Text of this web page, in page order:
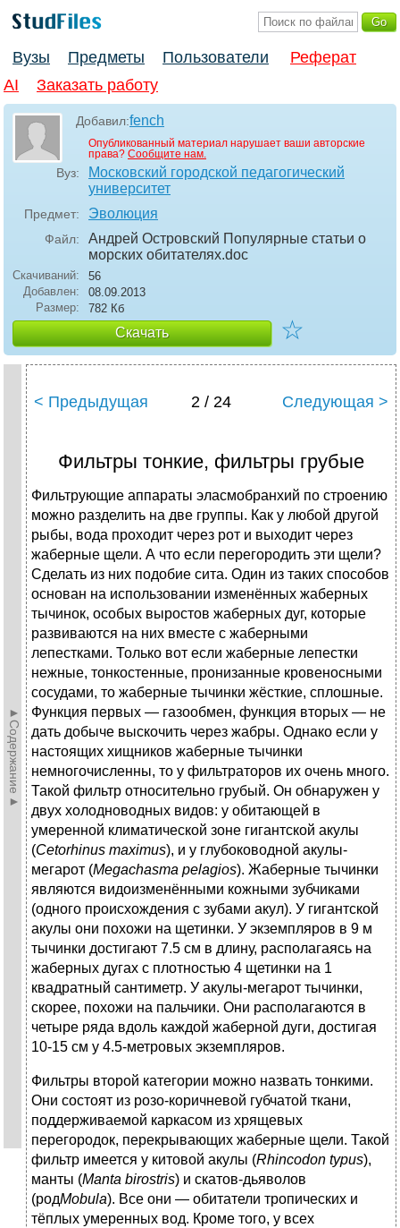
Вузы Предметы Пользователи
Реферат
AI
Заказать работу
Добавил:fench
Опубликованный материал нарушает ваши авторские
права? Сообщите нам.
Вуз:
Московский городской педагогический
университет
Предмет: Эволюция
Файл:
Андрей Островский Популярные статьи о
морских обитателях.doc
Скачиваний:
56
Добавлен:
08.09.2013
Размер:
782 Кб
Скачать ☆
►Содержание►
< Предыдущая 2 / 24 Следующая >
Фильтры тонкие, фильтры грубые
Фильтрующие аппараты эласмобранхий по строению
можно разделить на две группы. Как у любой другой
рыбы, вода проходит через рот и выходит через
жаберные щели. А что если перегородить эти щели?
Сделать из них подобие сита. Один из таких способов
основан на использовании изменённых жаберных
тычинок, особых выростов жаберных дуг, которые
развиваются на них вместе с жаберными
лепестками. Только вот если жаберные лепестки
нежные, тонкостенные, пронизанные кровеносными
сосудами, то жаберные тычинки жёсткие, сплошные.
Функция первых — газообмен, функция вторых — не
дать добыче выскочить через жабры. Однако если у
настоящих хищников жаберные тычинки
немногочисленны, то у фильтраторов их очень много.
Такой фильтр относительно грубый. Он обнаружен у
двух холодноводных видов: у обитающей в
умеренной климатической зоне гигантской акулы
(Cetorhinus maximus), и у глубоководной акулы-
мегарот (Megachasma pelagios). Жаберные тычинки
являются видоизменёнными кожными зубчиками
(одного происхождения с зубами акул). У гигантской
акулы они похожи на щетинки. У экземпляров в 9 м
тычинки достигают 7.5 см в длину, располагаясь на
жаберных дугах с плотностью 4 щетинки на 1
квадратный сантиметр. У акулы-мегарот тычинки,
скорее, похожи на пальчики. Они располагаются в
четыре ряда вдоль каждой жаберной дуги, достигая
10-15 см у 4.5-метровых экземпляров.
Фильтры второй категории можно назвать тонкими.
Они состоят из розо-коричневой губчатой ткани,
поддерживаемой каркасом из хрящевых
перегородок, перекрывающих жаберные щели. Такой
фильтр имеется у китовой акулы (Rhincodon typus),
манты (Manta birostris) и скатов-дьяволов
(родMobula). Все они — обитатели тропических и
тёплых умеренных вод. Кроме того, у всех